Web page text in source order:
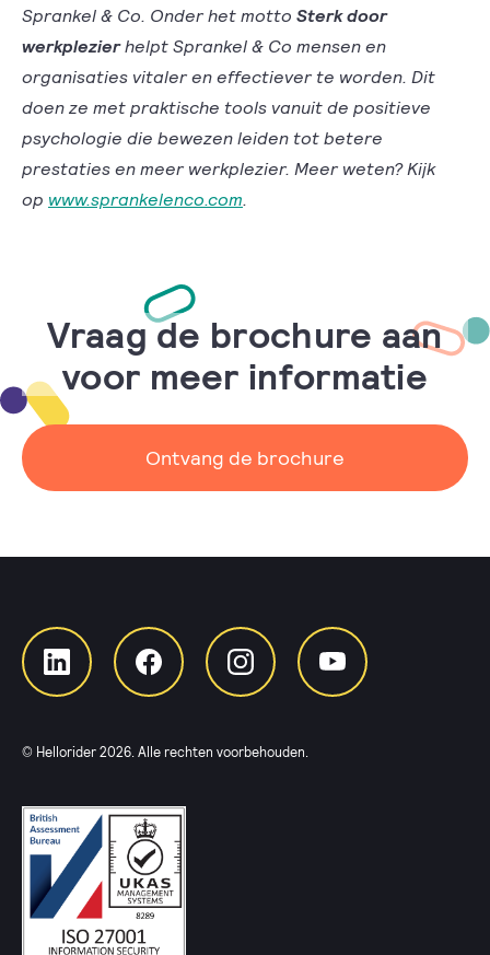
Sprankel & Co. Onder het motto Sterk door
werkplezierhelpt Sprankel & Co mensen en
organisaties vitaler en effectiever te worden. Dit
doen ze met praktische tools vanuit de positieve
psychologie die bewezen leiden tot betere
prestaties en meer werkplezier. Meer weten? Kijk
op www.sprankelenco.com.
Vraag de brochure aan
voor meer informatie
Ontvang de brochure
© Hellorider 2026 . Alle rechten voorbehouden.